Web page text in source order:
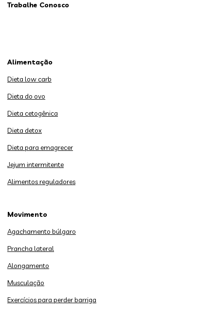
Trabalhe Conosco
Alimentação
Dieta low carb
Dieta do ovo
Dieta cetogênica
Dieta detox
Dieta para emagrecer
Jejum intermitente
Alimentos reguladores
Movimento
Agachamento búlgaro
Prancha lateral
Alongamento
Musculação
Exercícios para perder barriga